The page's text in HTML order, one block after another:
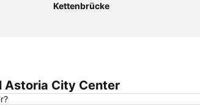
Kettenbrücke
Astoria City Center